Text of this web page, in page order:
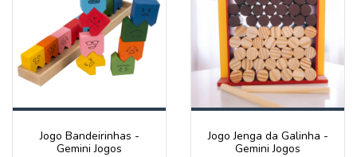
Jogo Bandeirinhas -
Gemini Jogos
Jogo Jenga da Galinha -
Gemini Jogos